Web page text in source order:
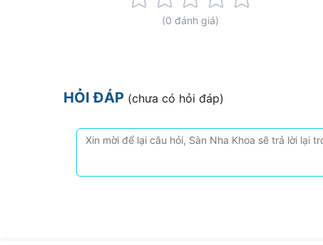
(0 đánh giá)
HỎI ĐÁP (chưa có hỏi đáp)